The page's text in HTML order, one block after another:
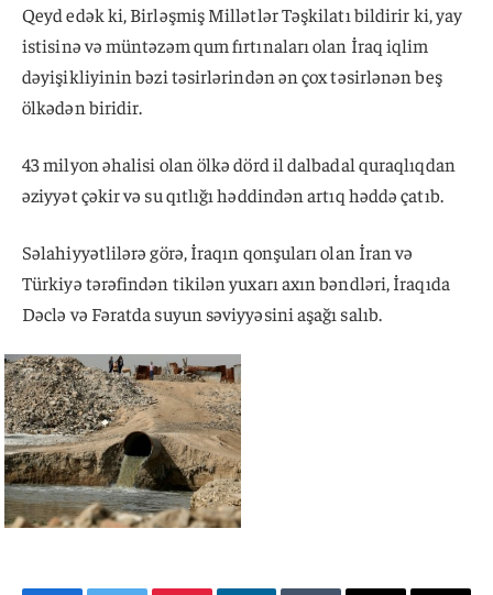
Qeyd edək ki, Birləşmiş Millətlər Təşkilatı bildirir ki, yay
istisinə və müntəzəm qum fırtınaları olan İraq iqlim
dəyişikliyinin bəzi təsirlərindən ən çox təsirlənən beş
ölkədən biridir.
43 milyon əhalisi olan ölkə dörd il dalbadal quraqlıqdan
əziyyət çəkir və su qıtlığı həddindən artıq həddə çatıb.
Səlahiyyətlilərə görə, İraqın qonşuları olan İran və
Türkiyə tərəfindən tikilən yuxarı axın bəndləri, İraqıda
Dəclə və Fəratda suyun səviyyəsini aşağı salıb.